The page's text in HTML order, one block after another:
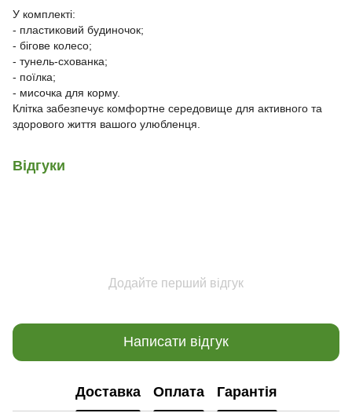
У комплекті:
- пластиковий будиночок;
- бігове колесо;
- тунель-схованка;
- поїлка;
- мисочка для корму.
Клітка забезпечує комфортне середовище для активного та
здорового життя вашого улюбленця.
Відгуки
Додайте перший відгук
Написати відгук
Доставка Оплата Гарантія